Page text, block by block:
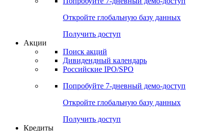
Опросы
Попробуйте7-дневный
Откройте глобальную базу данных
Получить доступ
Поиск акций
Российские IPO/SPO
Попробуйте7-дневный